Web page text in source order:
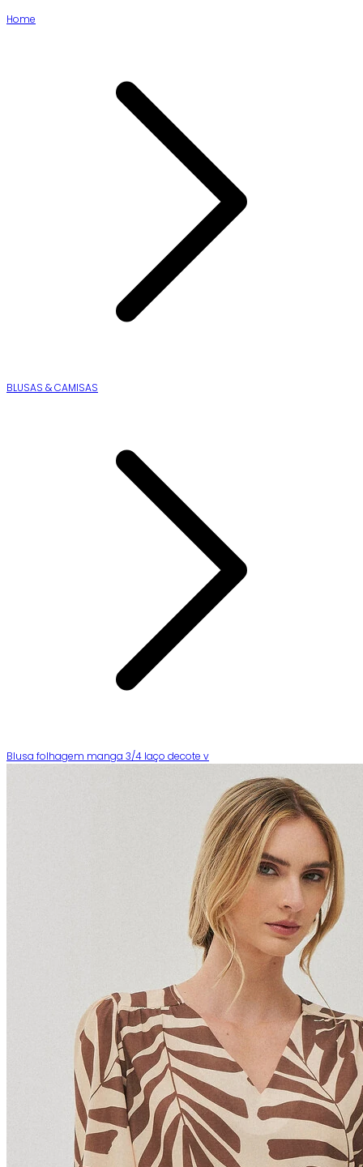
Home
BLUSAS & CAMISAS
Blusa folhagem manga 3/4 laço decote v